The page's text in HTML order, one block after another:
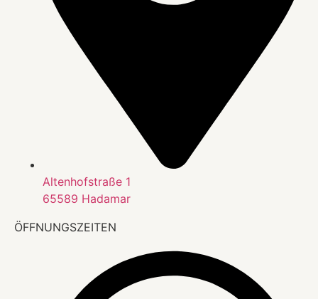
Altenhofstraße 1
65589 Hadamar
ÖFFNUNGSZEITEN